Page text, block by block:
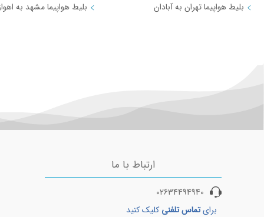
بلیط هواپیما تهران به آبادان
بلیط هواپیما مشهد به
ارتباط با ما
02634494940
برایتماس تلفنی کلیک کنید